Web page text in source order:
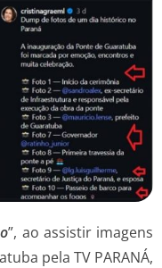
”, ao assistir imagens
pela TV PARANÁ,